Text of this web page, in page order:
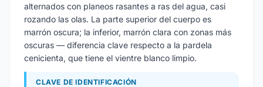
alternados con planeos rasantes a ras del agua, casi
rozando las olas. La parte superior del cuerpo es
marrón oscura; la inferior, marrón clara con zonas más
oscuras — diferencia clave respecto a la pardela
cenicienta, que tiene el vientre blanco limpio.
CLAVE DE IDENTIFICACIÓN